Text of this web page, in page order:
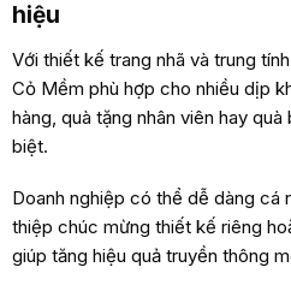
hiệu
Với thiết kế trang nhã và trung
Cỏ Mềm phù hợp cho nhiều dịp
hàng, quà tặng nhân viên hay
biệt.
Doanh nghiệp có thể dễ dàng cá
thiệp chúc mừng thiết kế riêng
giúp tăng hiệu quả truyền thông